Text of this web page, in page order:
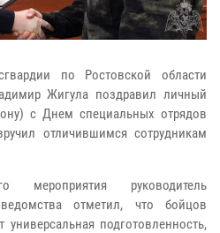
по Ростовской области
Жигула поздравил личный
с Днем специальных отрядов
отличившимся сотрудникам
мероприятия руководитель
ведомства отметил, что бойцов
универсальная подготовленность,